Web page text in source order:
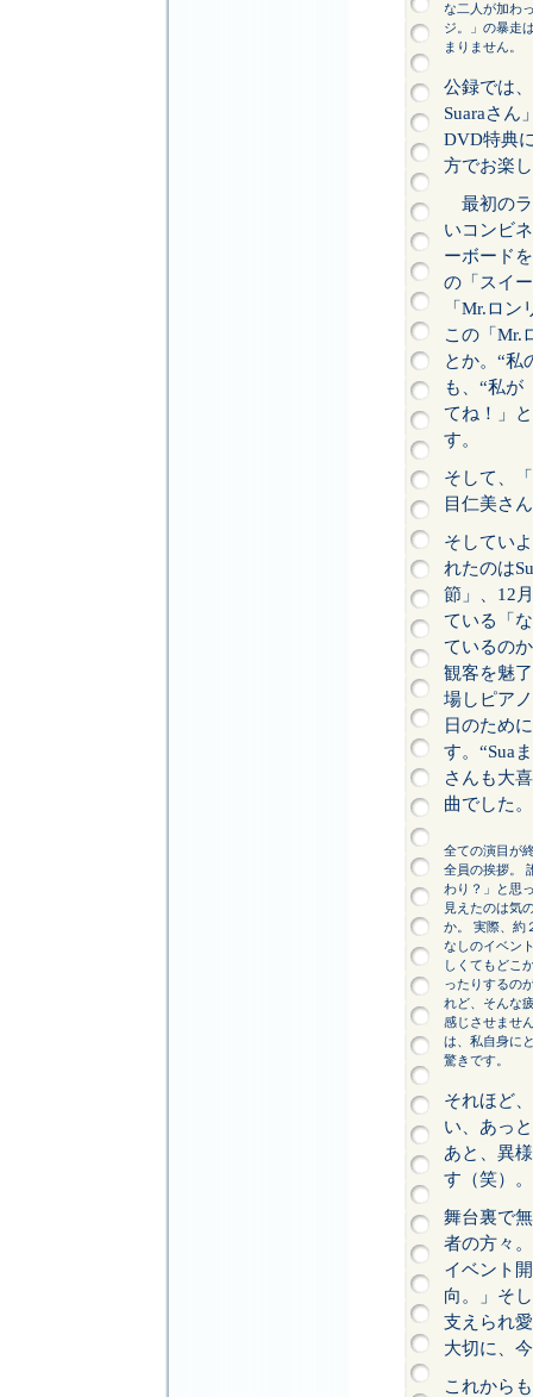
な二人が加わ
ジ。」の暴走
まりません。
公録では
Suaraさん
DVD特典
方でお楽
最初のラ
いコンビ
ーボード
の「スイ
「Mr.ロ
この「Mr.
とか。“私
も、“私が
てね！」
す。
そして、
目仁美さ
そしてい
れたのは
節」、12
ている「
ているの
観客を魅
場しピア
日のため
す。“Sua
さんも大
曲でした。
全ての演目が
全員の挨拶。
わり？」と思
見えたのは気
か。 実際、約
なしのイベン
しくてもどこ
ったりするの
れど、そんな
感じさせませ
は、私自身に
驚きです。
それほど
い、あっ
あと、異
す（笑）。
舞台裏で
者の方々
イベント
向。」そ
支えられ
大切に、
これから